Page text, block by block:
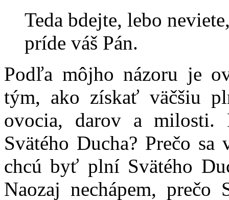
Teda bdejte, lebo
príde váš Pán.
Podľa môjho názoru je
tým, ako získať väčšiu
ovocia, darov a milosti.
Svätého Ducha? Prečo
chcú byť plní Svätého
Naozaj nechápem,